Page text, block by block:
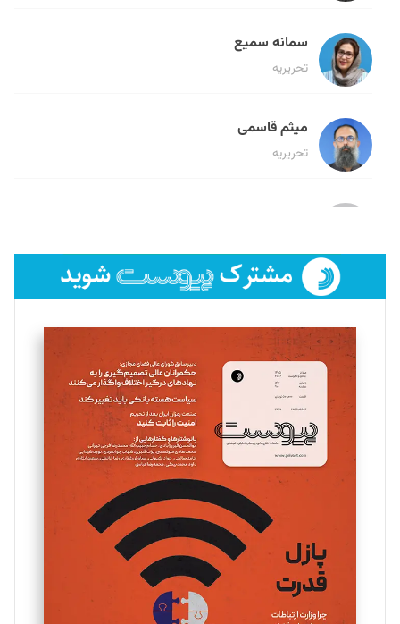
سمانه سمیع
تحریریه
میثم قاسمی
تحریریه
لیلا حنارود
فائزه فتحی رستمی
تحریریه
سروش کرمیان
تحریریه
مینا پاکدل
یسنا امان‌پور
تحریریه